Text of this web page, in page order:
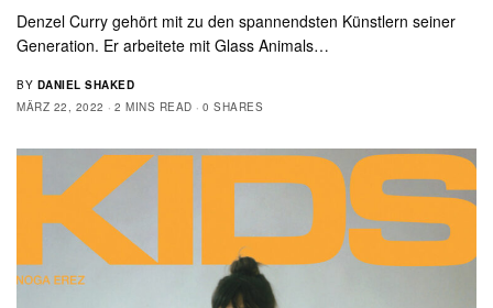
Denzel Curry gehört mit zu den spannendsten Künstlern seiner
Generation. Er arbeitete mit Glass Animals…
BY DANIEL SHAKED
MÄRZ 22, 2022
2 MINS READ 0 SHARES